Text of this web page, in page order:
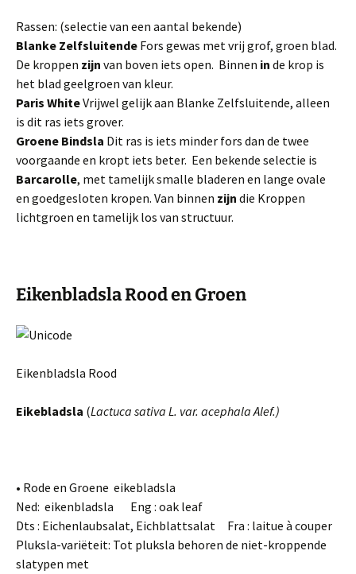
Rassen: (selectie van een aantal bekende)
Blanke Zelfsluitende Fors gewas met vrij grof, groen blad.
De kroppen zijn van boven iets open. Binnen in de krop is
het blad geelgroen van kleur.
Paris WhiteVrijwel gelijk aan Blanke Zelfsluitende, al­leen
is dit ras iets grover.
Groene Bindsla Dit ras is iets minder fors dan de twee
voorgaande en kropt iets beter. Een bekende selectie is
Barcarolle, met tamelijk smalle bladeren en lange ovale
en goedgesloten krop­en. Van binnen zijn die Kroppen
lichtgroen en tame­lijk los van structuur.
Eikenbladsla Rood en Groen
Eikenbladsla Rood
Eikebladsla (Lactuca sativa L. var. acephala Alef.)
• Rode en Groene eikebladsla
Ned: eikenbladsla Eng : oak leaf
Dts : Eichenlaubsalat, Eichblattsalat Fra : laitue à couper
Pluksla-variëteit: Tot pluksla behoren de niet-kroppende
slatypen met